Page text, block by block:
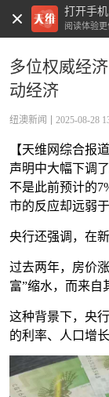
打开手
阅读体验更
多位权威经
动经济
纽澳新闻 2025-08-28
【天维网综合报
声明中大幅下调
不是此前预计的
市的反应却远弱于
央行还强调，在
过去两年，房价
富”缩水，而来自
这种背景下，央
的利率、人口增